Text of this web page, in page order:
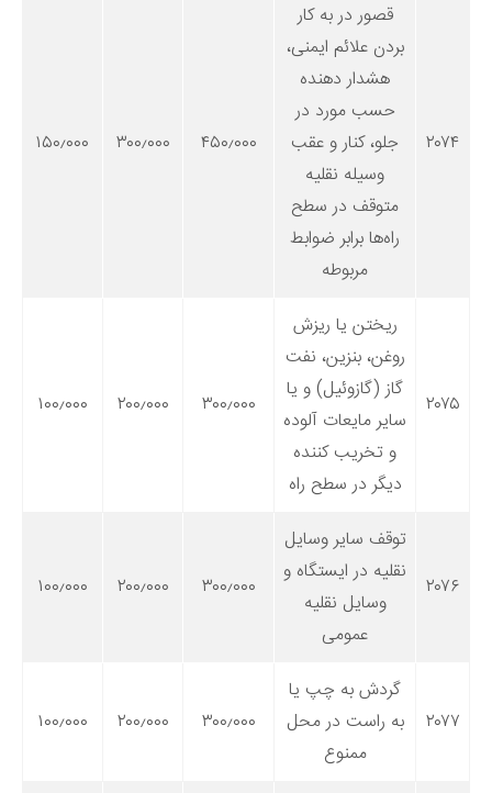
۲۰۷۴
قصور در به کار
بردن علائم ایمنی،
هشدار دهنده
حسب مورد در
جلو، کنار و عقب
وسیله نقلیه
متوقف در سطح
راه‌ها برابر ضوابط
مربوطه
۴۵۰٫۰۰۰ ۳۰۰٫۰۰۰ ۱۵۰٫۰۰۰
۲۰۷۵
ریختن یا ریزش
روغن، بنزین، نفت
گاز (گازوئیل) و یا
سایر مایعات آلوده
و تخریب کننده
دیگر در سطح راه
۳۰۰٫۰۰۰ ۲۰۰٫۰۰۰ ۱۰۰٫۰۰۰
۲۰۷۶
توقف سایر وسایل
نقلیه در ایستگاه و
وسایل نقلیه
عمومی
۳۰۰٫۰۰۰ ۲۰۰٫۰۰۰ ۱۰۰٫۰۰۰
۲۰۷۷
گردش به چپ یا
به راست در محل
ممنوع
۳۰۰٫۰۰۰ ۲۰۰٫۰۰۰ ۱۰۰٫۰۰۰